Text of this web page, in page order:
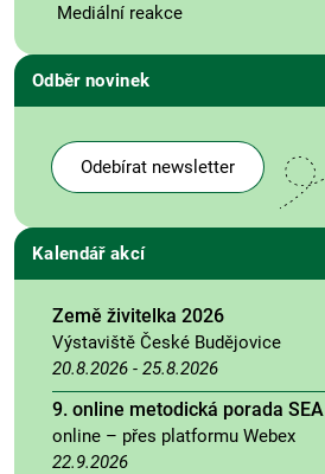
Mediální reakce
Odběr novinek
Odebírat newsletter
Kalendář akcí
Země živitelka 2026
Výstaviště České Budějovice
20.8.2026 - 25.8.2026
9. online metodická porada SEA
online – přes platformu Webex
22.9.2026